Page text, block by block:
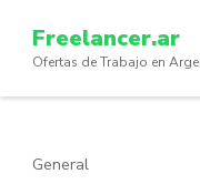
content
(Press
Freelancer.ar
Ofertas de Trabajo en
General